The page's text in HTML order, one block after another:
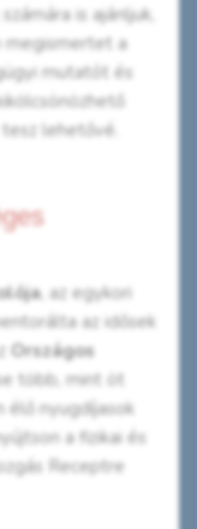
is ajánljuk,
megismertet a
mutatót és
lehetővé.
, az egykori
az idősek
Országos
több, mint öt
élő nyugdíjasok
a fizikai és
Receptre